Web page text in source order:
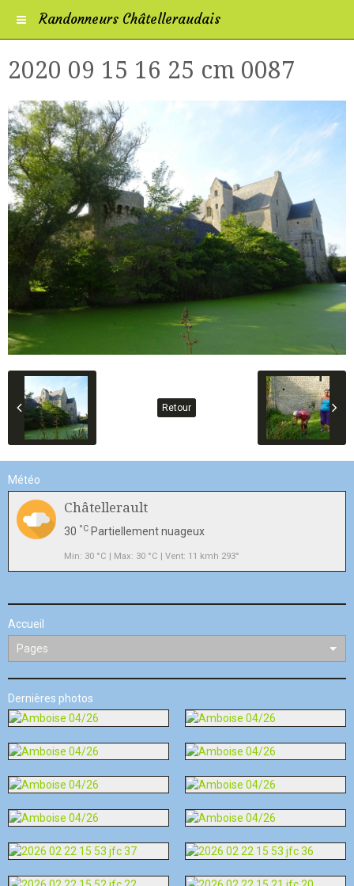
Randonneurs Châtelleraudais
2020 09 15 16 25 cm 0087
Retour
Météo
Châtellerault
30 °C Partiellement nuageux
Min: 30 °C | Max: 30 °C | Vent: 11 kmh 293°
Accueil
Dernières photos